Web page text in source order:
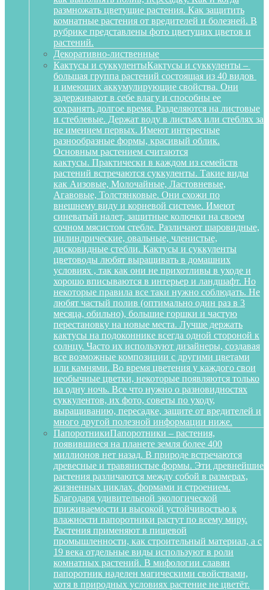
размножать цветущие растения. Как защитить
комнатные растения от вредителей и болезней. В
рубрике представлены фото цветущих цветов и
растений.
Декоративно-лиственные
Кактусы и суккулентыКактусы и суккуленты –
большая группа растений состоящая из 40 видов
и имеющих аккумулирующие свойства. Они
задерживают в себе влагу и способны ее
сохранять долгое время. Разделяются на листовые
и стеблевые. Держат воду в листьях или стеблях за
не имением первых. Имеют интересные
разнообразные формы, красивый облик.
Основным растением считаются
кактусы. Практически в каждом из семейств
растений встречаются суккуленты. Такие виды
как Аизовые, Молочайные, Ластовневые,
Агавовые, Толстянковые. Они схожи по
внешнему виду и корневой системе. Имеют
синеватый налет, защитные колючки на своем
сочном мясистом стебле. Различают шаровидные,
цилиндрические, овальные, членистые,
дисковидные стебли. Кактусы и суккуленты
цветоводы любят выращивать в домашних
условиях , так как они не прихотливы в уходе и
хорошо вписываются в интерьер и ландшафт. Но
некоторые правила все таки нужно соблюдать. Не
любят частый полив (оптимально один раз в 3
месяца, обильно), большие горшки и частую
перестановку на новые места. Лучше держать
кактусы на подоконнике всегда одной стороной к
солнцу. Часто их используют дизайнеры, создавая
все возможные композиции с другими цветами
или камнями. Во время цветения у каждого свои
необычные цветки, некоторые появляются только
на одну ночь. Все что нужно о разновидностях
суккулентов, их фото, советы по уходу,
выращиванию, пересадке, защите от вредителей и
много другой полезной информации ниже.
ПапоротникиПапоротники – растения,
появившиеся на планете земля более 400
миллионов нет назад. В природе встречаются
древесные и травянистые формы. Эти древнейшие
растения различаются между собой в размерах,
жизненных циклах, формами и строением.
Благодаря удивительной экологической
приживаемости и высокой устойчивостью к
влажности папоротники растут по всему миру.
Растения применяют в пищевой
промышленности, как строительный материал, а с
19 века отдельные виды используют в роли
комнатных растений. В мифологии славян
папоротник наделен магическими свойствами,
хотя в природных условиях растение не цветёт.